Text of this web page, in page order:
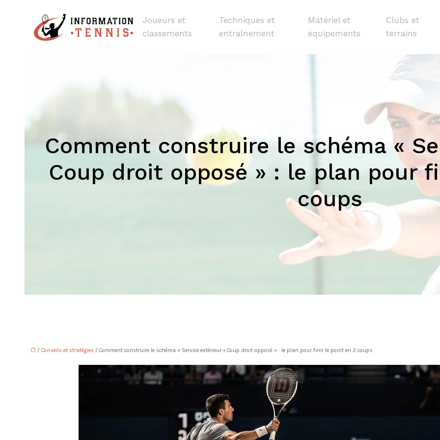
Joueurs et
classements
Techniques et
entraînement
Matériel et
équipements
Clubs et
terrains
Comment construire le schéma «
Coup droit opposé » : le plan pour
coups
/ Conseils et stratégies / Comment construire le schéma « Service extérieur + Coup droit opposé » : le plan pour finir le point en 2 coups